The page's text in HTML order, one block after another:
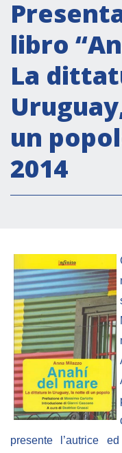
Segreteria
Segreteria
Segreteria
Forum PMI
Conferenze
Rete per la
genere
COOPERAZIONE
Patrimonio
Empowerment
Giustizia e
EUROsociAL
EL PAcCTO
EUROFRONT
COPOLAD III
libro
La
un
2014
presente l’autrice ed